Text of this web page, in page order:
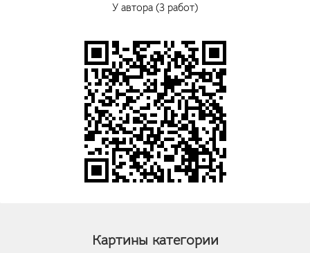
У автора (3 работ)
Картины категории